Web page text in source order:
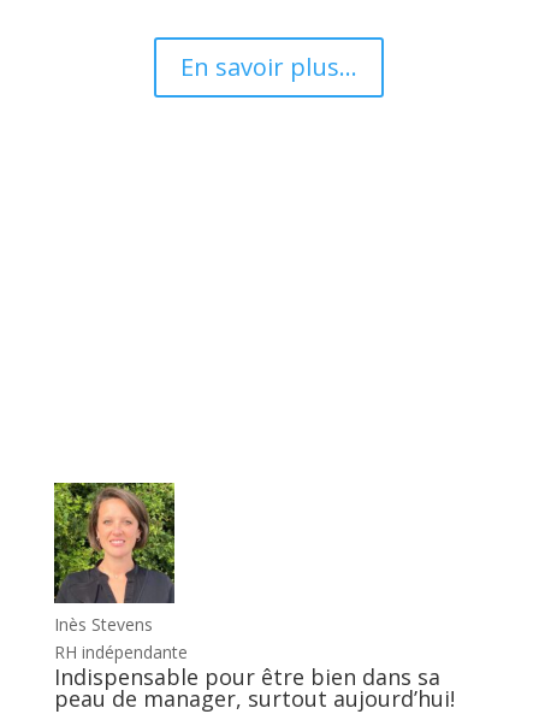
En savoir plus...
Inès Stevens
RH indépendante
Indispensable pour être bien dans sa
peau de manager, surtout aujourd’hui!